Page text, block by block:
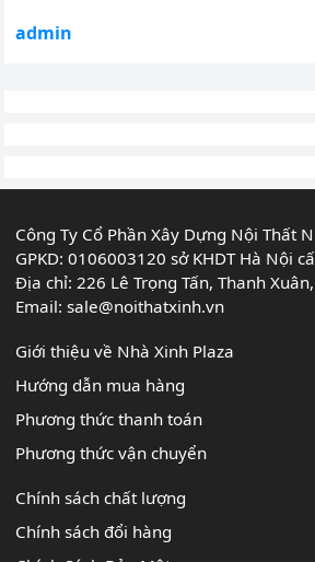
admin
Công Ty Cổ Phần Xây Dựng Nội Thất
GPKD: 0106003120 sở KHDT Hà Nội
Địa chỉ: 226 Lê Trọng Tấn, Thanh
Email:sale@noithatxinh.vn
Giới thiệu về Nhà Xinh Plaza
Hướng dẫn mua hàng
Phương thức thanh toán
Phương thức vận chuyển
Chính sách chất lượng
Chính sách đổi hàng